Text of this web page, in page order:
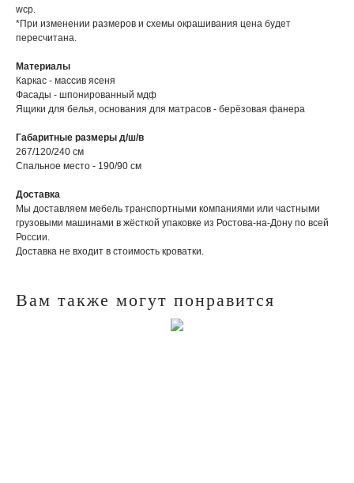
wcp.
*При изменении размеров и схемы окрашивания цена будет
пересчитана.
Материалы
Каркас - массив ясеня
Фасады - шпонированный мдф
Ящики для белья, основания для матрасов - берёзовая фанера
Габаритные размеры д/ш/в
267/120/240 см
Спальное место - 190/90 см
Доставка
Мы доставляем мебель транспортными компаниями или частными
грузовыми машинами в жёсткой упаковке из Ростова-на-Дону по всей
России.
Доставка не входит в стоимость кроватки.
Вам также могут понравится